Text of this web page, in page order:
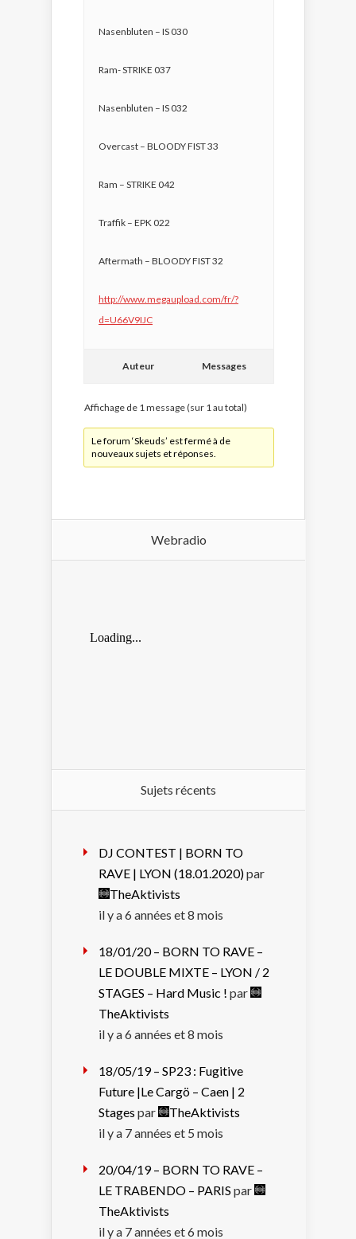
Nasenbluten – IS 030
Ram- STRIKE 037
Nasenbluten – IS 032
Overcast – BLOODY FIST 33
Ram – STRIKE 042
Traffik – EPK 022
Aftermath – BLOODY FIST 32
http://www.megaupload.com/fr/?
d=U66V9IJC
Auteur Messages
Affichage de 1 message (sur 1 au total)
Le forum ‘Skeuds’ est fermé à de
nouveaux sujets et réponses.
Webradio
Sujets récents
DJ CONTEST | BORN TO
RAVE | LYON (18.01.2020)par
TheAktivists
il y a 6 années et 8 mois
18/01/20 – BORN TO RAVE –
LE DOUBLE MIXTE – LYON / 2
STAGES – Hard Music ! par
TheAktivists
il y a 6 années et 8 mois
18/05/19 – SP23 : Fugitive
Future |Le Cargö – Caen | 2
Stages par
TheAktivists
il y a 7 années et 5 mois
20/04/19 – BORN TO RAVE –
LE TRABENDO – PARIS par
TheAktivists
il y a 7 années et 6 mois